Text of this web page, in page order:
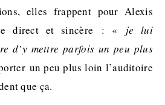
elles frappent pour Alexis
direct et sincère : « je lui
d’y mettre parfois un peu plus
un peu plus loin l’auditoire
que ça.